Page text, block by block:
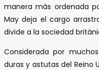
manera más ordenada
May deja el cargo
divide a la sociedad
Considerada por
duras y astutas del Reino